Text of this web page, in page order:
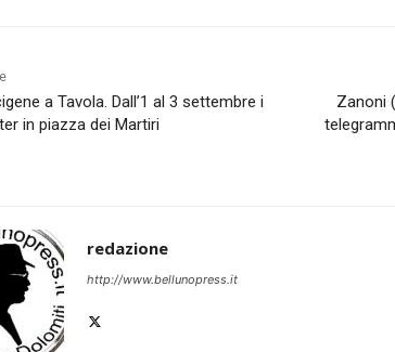
a Tavola. Dall’1 al 3 settembre i
in piazza dei Martiri
Zanoni
redazione
http://www.bellunopress.it